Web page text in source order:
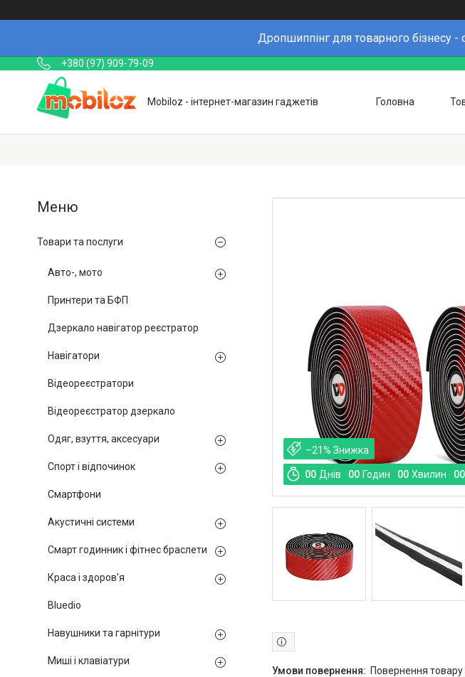
Дропшиппінг для товарного бізнесу -
+380 (97) 909-79-09
Mobiloz - інтернет-магазин гаджетів Головна
–21%
00 Днів 00 Годин 00 Хвилин 00
повернення
Товари та послуги
Авто-, мото
Принтери та БФП
Дзеркало навігатор реєстратор
Навігатори
Відеореєстратори
Відеореєстратор дзеркало
Одяг, взуття, аксесуари
Спорт і відпочинок
Смартфони
Акустичні системи
Смарт годинник і фітнес браслети
Краса і здоров'я
Bluedio
Навушники та гарнітури
Миші і клавіатури